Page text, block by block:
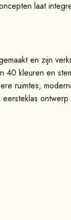
laat
en zijn
40 kleuren en
ruimtes,